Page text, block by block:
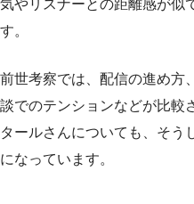
気やリスナーとの距離感が似
す。
前世考察では、配信の進め方
談でのテンションなどが比較
タールさんについても、そう
になっています。